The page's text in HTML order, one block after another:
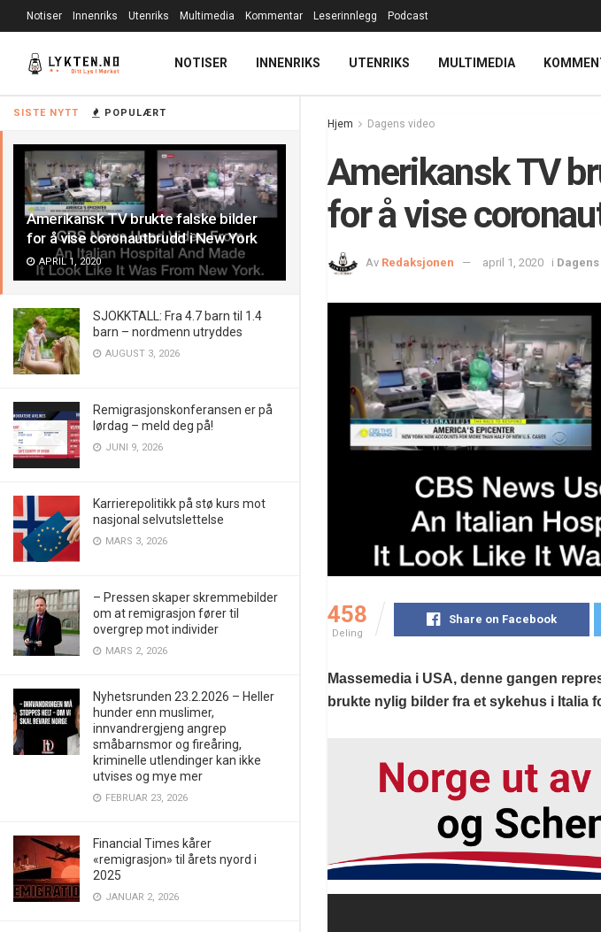
SISTE NYTT POPULÆRT
Amerikansk TV brukte falske bilder
for å vise coronautbrudd i New York
APRIL 1, 2020
SJOKKTALL: Fra 4.7 barn til 1.4
barn – nordmenn utryddes
AUGUST 3, 2026
Remigrasjonskonferansen er på
lørdag – meld deg på!
JUNI 9, 2026
Karrierepolitikk på stø kurs mot
nasjonal selvutslettelse
MARS 3, 2026
– Pressen skaper skremmebilder
om at remigrasjon fører til
overgrep mot individer
MARS 2, 2026
Nyhetsrunden 23.2.2026 – Heller
hunder enn muslimer,
innvandrergjeng angrep
småbarnsmor og fireåring,
kriminelle utlendinger kan ikke
utvises og mye mer
FEBRUAR 23, 2026
Financial Times kårer
«remigrasjon» til årets nyord i
2025
JANUAR 2, 2026
Notiser Innenriks Utenriks Multimedia Kommentar Leserinnlegg Podcast
NOTISER INNENRIKS UTENRIKS MULTIMEDIA
Hjem Dagens video
Amerikansk TV
for å vise
Av Redaksjonen april 1, 2020 i
458
Deling
Share on Facebook
Massemedia i USA, denne gangen
brukte nylig bilder fra et sykehus i Italia